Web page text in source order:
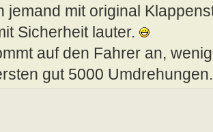
jemand mit original
Sicherheit lauter.
auf den Fahrer an,
gut 5000 Umdrehungen.